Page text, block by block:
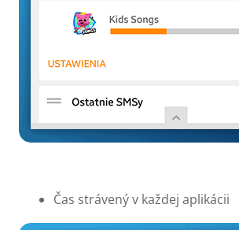
Čas strávený v každej aplikácii